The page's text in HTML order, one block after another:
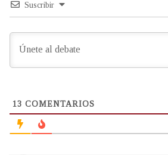
Suscribir
13 COMENTARIOS